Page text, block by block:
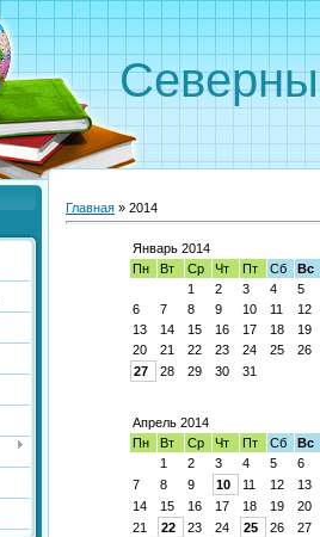
Главная » 2014
Январь 2014
Пн
Вт Ср Чт Пт Сб
Вс
1
2 3 4
5
6
7 8 9 10 11
12
13
14 15 16 17 18
19
20
21 22 23 24 25
26
27
28 29 30 31
Апрель 2014
Пн
Вт Ср Чт Пт Сб
Вс
1
2 3 4 5
6
7
8 9 10 11 12
13
14
15 16 17 18 19
20
21
22 23 24 25 26
27